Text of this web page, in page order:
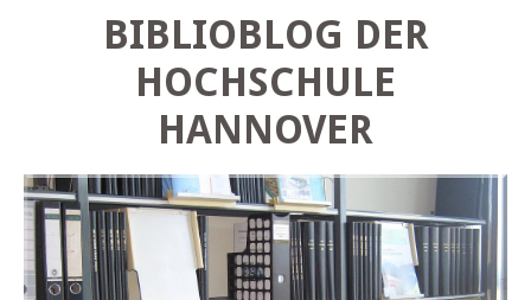
BIBLIOBLOG DER
HOCHSCHULE
HANNOVER